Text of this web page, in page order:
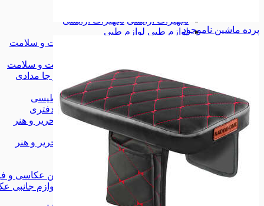
تجهیزات آرایشی تجهیزات آرایشی
لوازم طبی لوازم طبی
همه دسته بندی های آرایشی، بهداشت و سلامت
آرایشی، بهداشت و سلامت
کیف، کوله و جا مدادی کیف، کوله و جا مدادی
چسب چسب
وایت برد مغناطیسی وایت برد مغناطیسی
لوازم اداری و دفتری لوازم اداری و دفتری
همه دسته بندی های کتاب، لوازم التحریر و هنر
کتاب، لوازم التحریر و هنر کتاب، لوازم التحریر و هنر
شاخه‌ی جدید
شاخه‌ی جدید
دوربین عکاسی و فیلم برداری
دوربین عکاسی و
لوازم جانبی عکاسی و فیلمبرداری
لوازم جانبی
موبایل
پرده ماشین ناموجود